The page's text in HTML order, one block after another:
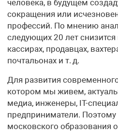
человека, в будущем
сокращения или
профессий. По мнению
следующих 20 лет снизится
кассирах, продавцах,
почтальонах и т. д.
Для развития
котором мы живем,
медиа, инженеры, IT-
предприниматели. Поэтому
московского образования